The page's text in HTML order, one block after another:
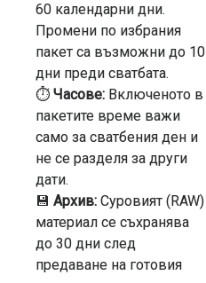
60 календарни дни.
Промени по избрания
пакет са възможни до 10
дни преди сватбата.
⏱️ Часове:Включеното в
пакетите време важи
само за сватбения ден и
не се разделя за други
дати.
💾 Архив:Суровият (RAW)
материал се съхранява
до 30 дни след
предаване на готовия